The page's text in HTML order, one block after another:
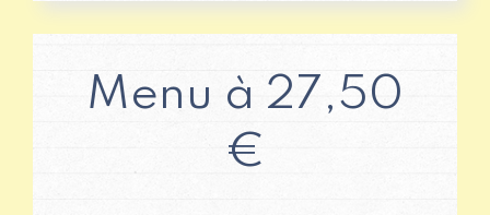
Menu à 27,50
€